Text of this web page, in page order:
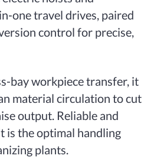
one travel drives, paired
control for precise,
bay workpiece transfer, it
material circulation to cut
output. Reliable and
is the optimal handling
plants.